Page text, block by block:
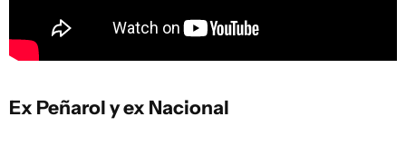
Ex Peñarol y ex Nacional